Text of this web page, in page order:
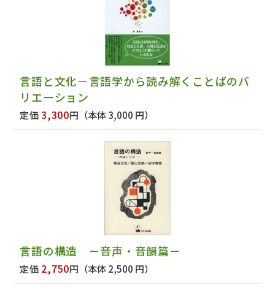
言語と文化－言語学から読み解くことばのバ
リエーション
定価3,300円 （本体 3,000 円）
言語の構造 －音声・音韻篇－
定価 2,750円 （本体 2,500 円）